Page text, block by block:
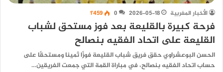
الأخبار المغربية 2026-05-18
0 1٬459
فرحة كبيرة بالقليعة بعد فوز مستحق لشباب
القليعة على اتحاد الفقيه بنصالح
الحسن البوعشراوي حقق فريق شباب القليعة فوزًا ثمينا ومستحقًا على
حساب اتحاد الفقيه بنصالح، في مباراة القمة التي جمعت الفريقين…